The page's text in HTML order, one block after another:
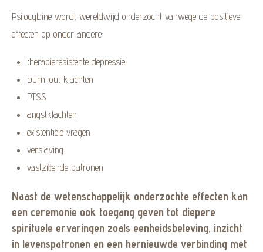
Psilocybine wordt wereldwijd onderzocht vanwege de positieve
effecten op onder andere:
therapieresistente depressie
burn-out klachten
PTSS
angstklachten
existentiële vragen
verslaving
vastzittende patronen
Naast de wetenschappelijk onderzochte effecten kan
een ceremonie ook toegang geven tot diepere
spirituele ervaringen zoals eenheidsbeleving, inzicht
in levenspatronen en een hernieuwde verbinding met